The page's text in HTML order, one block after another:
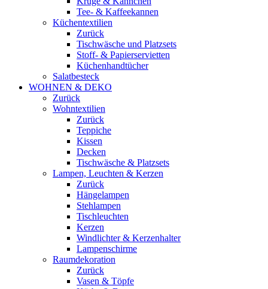
Tee- & Kaffeekannen
Küchentextilien
Zurück
Tischwäsche und Platzsets
Stoff- & Papierservietten
Küchenhandtücher
Salatbesteck
WOHNEN & DEKO
Zurück
Wohntextilien
Zurück
Teppiche
Kissen
Decken
Tischwäsche & Platzsets
Lampen, Leuchten & Kerzen
Zurück
Hängelampen
Stehlampen
Tischleuchten
Kerzen
Windlichter & Kerzenhalter
Lampenschirme
Raumdekoration
Zurück
Vasen & Töpfe